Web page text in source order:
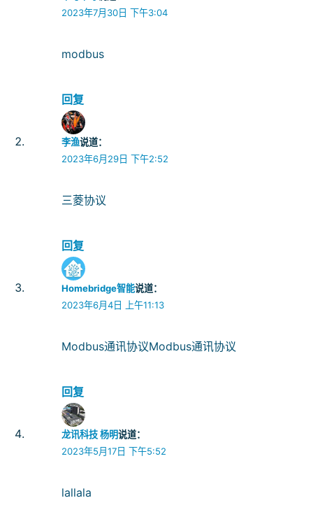
2023年7月30日 下午3:04
modbus
回复
李渔说道：
2023年6月29日 下午2:52
三菱协议
回复
Homebridge智能说道：
2023年6月4日 上午11:13
Modbus通讯协议Modbus通讯协议
回复
龙讯科技 杨明说道：
2023年5月17日 下午5:52
lallala